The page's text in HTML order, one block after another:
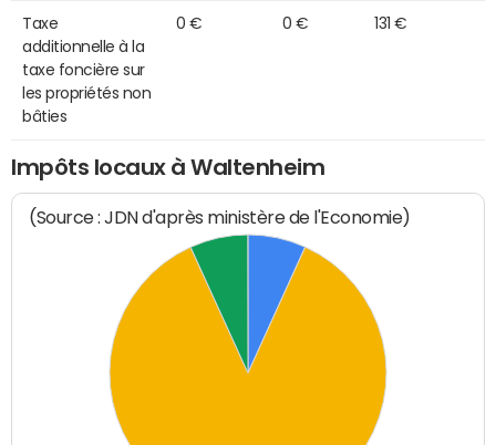
Taxe
additionnelle à la
taxe foncière sur
les propriétés non
bâties
0 € 0 € 131 €
Impôts locaux à Waltenheim
(Source : JDN d'après ministère de l'Economie)